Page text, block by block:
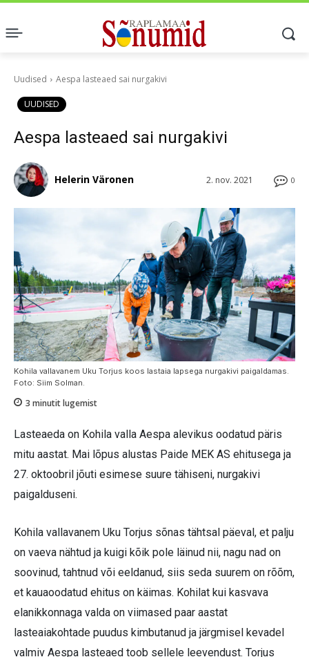
Uudised Aespa lasteaed sai nurgakivi
UUDISED
Aespa lasteaed sai nurgakivi
0
2. nov. 2021
Helerin Väronen
Kohila vallavanem Uku Torjus koos lastaia lapsega nurgakivi paigaldamas.
Foto: Siim Solman.
3 minutit lugemist
Lasteaeda on Kohila valla Aespa alevikus oodatud päris
mitu aastat. Mai lõpus alustas Paide MEK AS ehitusega ja
27. oktoobril jõuti esimese suure tähiseni, nurgakivi
paigalduseni.
Kohila vallavanem Uku Torjus sõnas tähtsal päeval, et palju
on vaeva nähtud ja kuigi kõik pole läinud nii, nagu nad on
soovinud, tahtnud või eeldanud, siis seda suurem on rõõm,
et kauaoodatud ehitus on käimas. Kohilat kui kasvava
elanikkonnaga valda on viimased paar aastat
lasteaiakohtade puudus kimbutanud ja järgmisel kevadel
valmiv Aespa lasteaed toob sellele leevendust. Torjus